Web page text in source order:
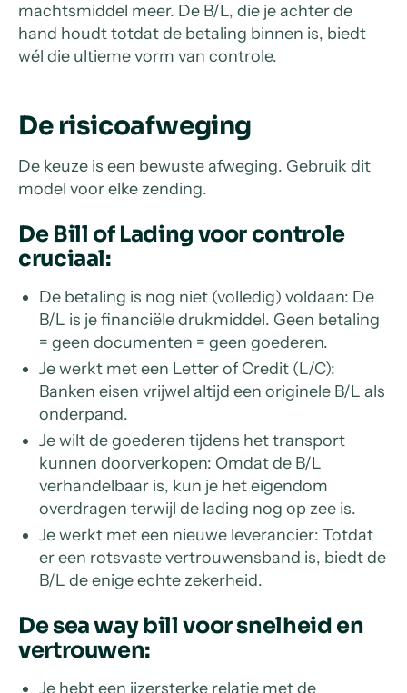
machtsmiddel meer. De B/L, die je achter de
hand houdt totdat de betaling binnen is, biedt
wél die ultieme vorm van controle.
De risicoafweging
De keuze is een bewuste afweging. Gebruik dit
model voor elke zending.
De Bill of Lading voor controle
cruciaal:
De betaling is nog niet (volledig) voldaan: De
B/L is je financiële drukmiddel. Geen betaling
= geen documenten = geen goederen.
Je werkt met een Letter of Credit (L/C):
Banken eisen vrijwel altijd een originele B/L als
onderpand.
Je wilt de goederen tijdens het transport
kunnen doorverkopen: Omdat de B/L
verhandelbaar is, kun je het eigendom
overdragen terwijl de lading nog op zee is.
Je werkt met een nieuwe leverancier: Totdat
er een rotsvaste vertrouwensband is, biedt de
B/L de enige echte zekerheid.
De sea way bill voor snelheid en
vertrouwen:
Je hebt een ijzersterke relatie met de